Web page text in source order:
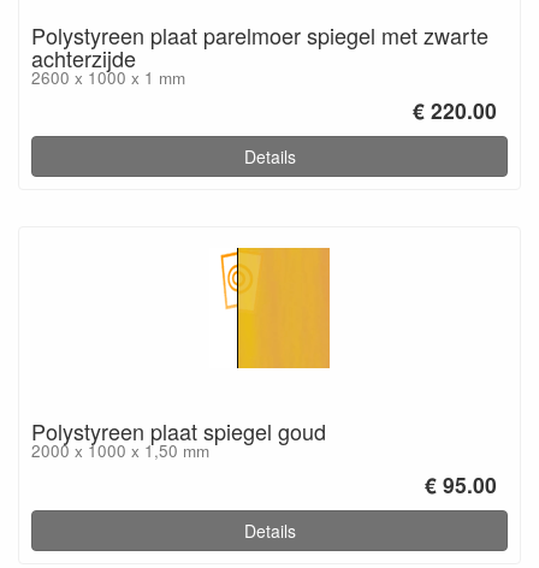
Polystyreen plaat parelmoer spiegel met zwarte
achterzijde
2600 x 1000 x 1 mm
€ 220.00
Details
Polystyreen plaat spiegel goud
2000 x 1000 x 1,50 mm
€ 95.00
Details